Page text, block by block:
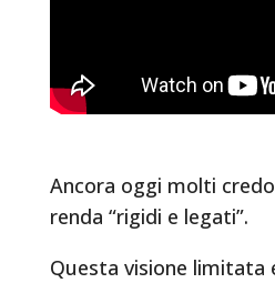
Ancora oggi molti
renda “rigidi e legati”.
Questa visione limitata